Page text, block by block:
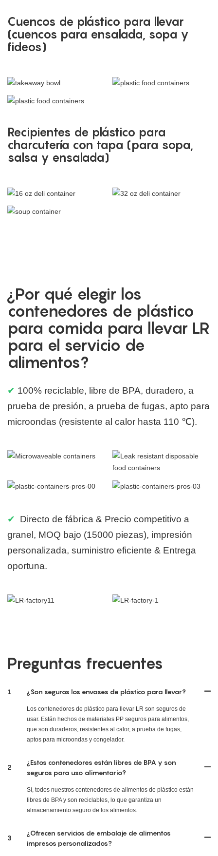
Cuencos de plástico para llevar
(cuencos para ensalada, sopa y
fideos)
Recipientes de plástico para
charcutería con tapa (para sopa,
salsa y ensalada)
¿Por qué elegir los
contenedores de plástico
para comida para llevar LR
para el servicio de
alimentos?
✔ 100% reciclable, libre de BPA, duradero, a
prueba de presión, a prueba de fugas, apto para
microondas (resistente al calor hasta 110 ℃).
✔
Directo de fábrica & Precio competitivo a
granel, MOQ bajo (15000 piezas), impresión
personalizada, suministro eficiente & Entrega
oportuna.
Preguntas frecuentes
1 ¿Son seguros los envases de plástico para llevar?
Los contenedores de plástico para llevar LR son seguros de
usar. Están hechos de materiales PP seguros para alimentos,
que son duraderos, resistentes al calor, a prueba de fugas,
aptos para microondas y congelador.
2
¿Estos contenedores están libres de BPA y son
seguros para uso alimentario?
Sí, todos nuestros contenedores de alimentos de plástico están
libres de BPA y son reciclables, lo que garantiza un
almacenamiento seguro de los alimentos.
3
¿Ofrecen servicios de embalaje de alimentos
impresos personalizados?